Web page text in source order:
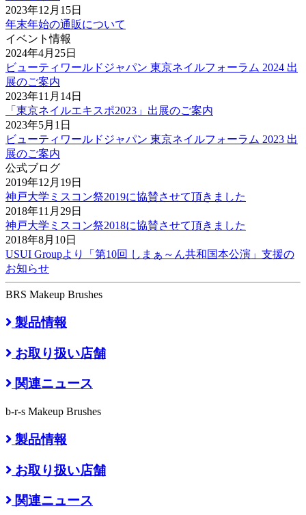
2023年12月15日
年末年始の通販について
イベント情報
2024年4月25日
ビューティワールドジャパン 東京ネイルフォーラム 2024 出
展のご案内
2023年11月14日
「東京ネイルエキスポ2023」出展のご案内
2023年5月1日
ビューティワールドジャパン 東京ネイルフォーラム 2023 出
展のご案内
公式ブログ
2019年12月19日
神戸大学ミスコン祭2019に協賛させて頂きました
2018年11月29日
神戸大学ミスコン祭2018に協賛させて頂きました
2018年8月10日
USUI Groupより「第10回 しまぁ～ん共和国本公演」支援の
お知らせ
BRS Makeup Brushes
製品情報
お取り扱い店舗
関連ニュース
b-r-s Makeup Brushes
製品情報
お取り扱い店舗
関連ニュース